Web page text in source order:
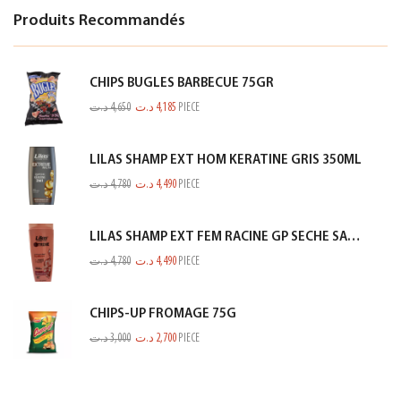
Produits Recommandés
CHIPS BUGLES BARBECUE 75GR
4,650د.ت 4,185 د.ت PIECE
LILAS SHAMP EXT HOM KERATINE GRIS 350ML
4,780د.ت 4,490 د.ت PIECE
LILAS SHAMP EXT FEM RACINE GP SECHE SAUMON 350ML
4,780د.ت 4,490 د.ت PIECE
CHIPS-UP FROMAGE 75G
3,000د.ت 2,700 د.ت PIECE